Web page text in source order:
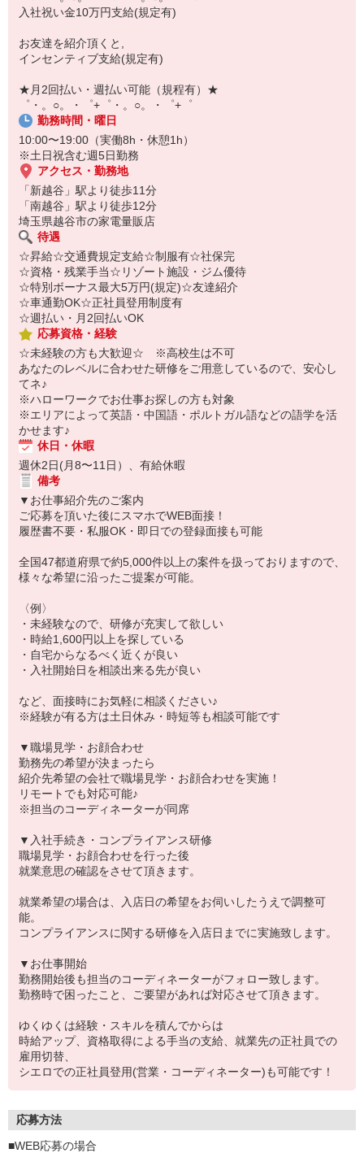
上場/優良/大手企業など
【スマホ面接実施中】
￣￣￣￣￣￣￣￣￣
自宅に居ながらスマホでカンタン面接OK！
オンライン面談なのでスピード対応。
即日登録もOK♪
気になった方はお気軽にご相談ください！
入社祝い金10万円支給(規定有)
お友達を紹介頂くと,
インセンティブ支給(規定有)
★月2回払い・週払い可能（規程有）★
゜・。○。・゜+゜・。○。・゜+゜
勤務時間・曜日
10:00〜19:00（実働8h・休憩1h）
※土日祝含む週5日勤務
アクセス・勤務地
「新越谷」駅より徒歩11分
「南越谷」駅より徒歩12分
埼玉県越谷市の家電量販店
待遇
☆昇給☆交通費規定支給☆制服有☆社保完
☆資格・残業手当☆リゾート施設・ジム優待
☆特別ボーナス最大5万円(規定)☆友達紹介
☆車通勤OK☆正社員登用制度有
☆週払い・月2回払いOK
応募資格・経験
☆未経験の方も大歓迎☆ ※高校生は不可
あなたのレベルに合わせた研修をご用意しているので、安心し
てネ♪
※ハローワークでお仕事お探しの方も対象
※エリアによって英語・中国語・ポルトガル語などの語学を活
かせます♪
休日・休暇
週休2日(月8〜11日）、有給休暇
備考
▼お仕事紹介先のご案内
ご応募を頂いた後にスマホでWEB面接！
履歴書不要・私服OK・即日での登録面接も可能
全国47都道府県で約5,000件以上の案件を扱っておりますので、
様々な希望に沿ったご提案が可能。
〈例〉
・未経験なので、研修が充実して欲しい
・時給1,600円以上を探している
・自宅からなるべく近くが良い
・入社開始日を相談出来る先が良い
など、面接時にお気軽に相談ください♪
※経験が有る方は土日休み・時短等も相談可能です
▼職場見学・お顔合わせ
勤務先の希望が決まったら
紹介先希望の会社で職場見学・お顔合わせを実施！
リモートでも対応可能♪
※担当のコーディネーターが同席
▼入社手続き・コンプライアンス研修
職場見学・お顔合わせを行った後
就業意思の確認をさせて頂きます。
就業希望の場合は、入店日の希望をお伺いしたうえで調整可
能。
コンプライアンスに関する研修を入店日までに実施致します。
▼お仕事開始
勤務開始後も担当のコーディネーターがフォロー致します。
勤務時で困ったこと、ご要望があれば対応させて頂きます。
ゆくゆくは経験・スキルを積んでからは
時給アップ、資格取得による手当の支給、就業先の正社員での
雇用切替、
シエロでの正社員登用(営業・コーディネーター)も可能です！
応募方法
■WEB応募の場合